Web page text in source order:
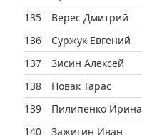
135
Верес Дмитрий
136
Суржук Евгений
137
Зисин Алексей
138
Новак Тарас
139
Пилипенко Ирина
140
Зажигин Иван